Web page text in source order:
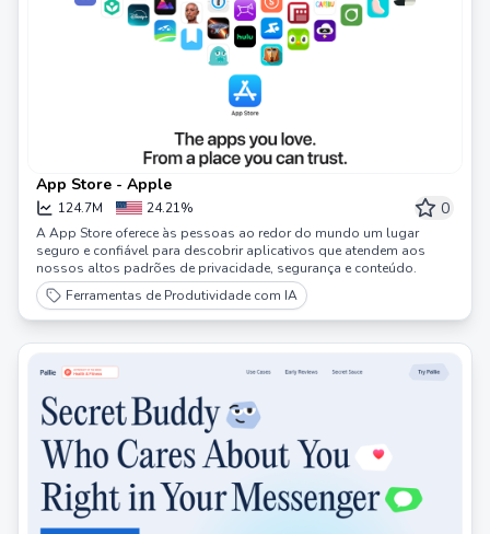
App Store - Apple
124.7M 24.21% 0
A App Store oferece às pessoas ao redor do mundo um lugar
seguro e confiável para descobrir aplicativos que atendem aos
nossos altos padrões de privacidade, segurança e conteúdo.
Ferramentas de Produtividade com IA